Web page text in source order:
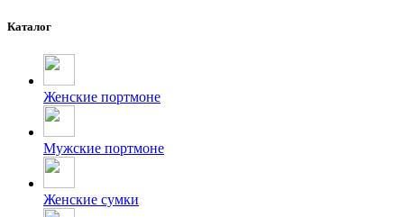
Каталог
Женские портмоне
Мужские портмоне
Женские сумки